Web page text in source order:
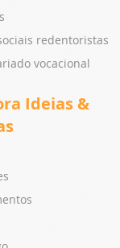
redentoristas
vocacional
Ideias &